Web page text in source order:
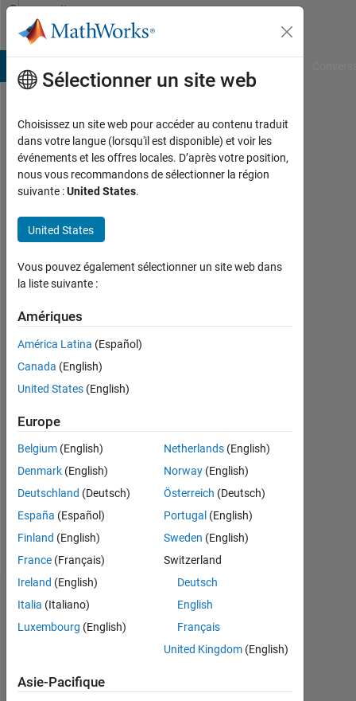
Passer au contenu
Community
Profile
Atta
ul
Wasay
Malik
seen:
3
il y a
depuis
2020
Followers:
Following:
1
Follow
Tableau de bord
Sélectionner un site web
Choisissez un site web pour accéder au contenu traduit
dans votre langue (lorsqu'il est disponible) et voir les
événements et les offres locales. D’après votre position,
nous vous recommandons de sélectionner la région
suivante :United States.
United States
Vous pouvez également sélectionner un site web dans
la liste suivante :
Amériques
América Latina (Español)
Canada (English)
United States (English)
Europe
Belgium (English)
Denmark (English)
Deutschland (Deutsch)
España (Español)
Finland (English)
France (Français)
Ireland (English)
Italia (Italiano)
Luxembourg (English)
Netherlands(English)
Norway(English)
Österreich (Deutsch)
Portugal (English)
Sweden (English)
Switzerland
Deutsch
English
Français
United Kingdom(English)
Asie-Pacifique